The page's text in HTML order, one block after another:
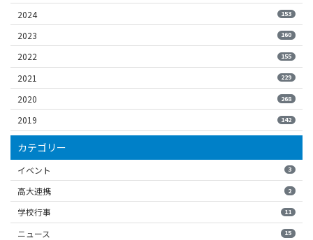
2024 153
2023 160
2022 155
2021 229
2020 268
2019 142
カテゴリー
イベント 3
高大連携 2
学校行事 11
ニュース 15